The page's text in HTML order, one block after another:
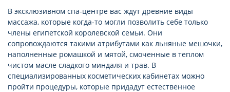
В эксклюзивном спа-центре вас ждут древние виды
массажа, которые когда-то могли позволить себе только
члены египетской королевской семьи. Они
сопровождаются такими атрибутами как льняные мешочки,
наполненные ромашкой и мятой, смоченные в теплом
чистом масле сладкого миндаля и трав. В
специализированных косметических кабинетах можно
пройти процедуры, которые придадут естественное